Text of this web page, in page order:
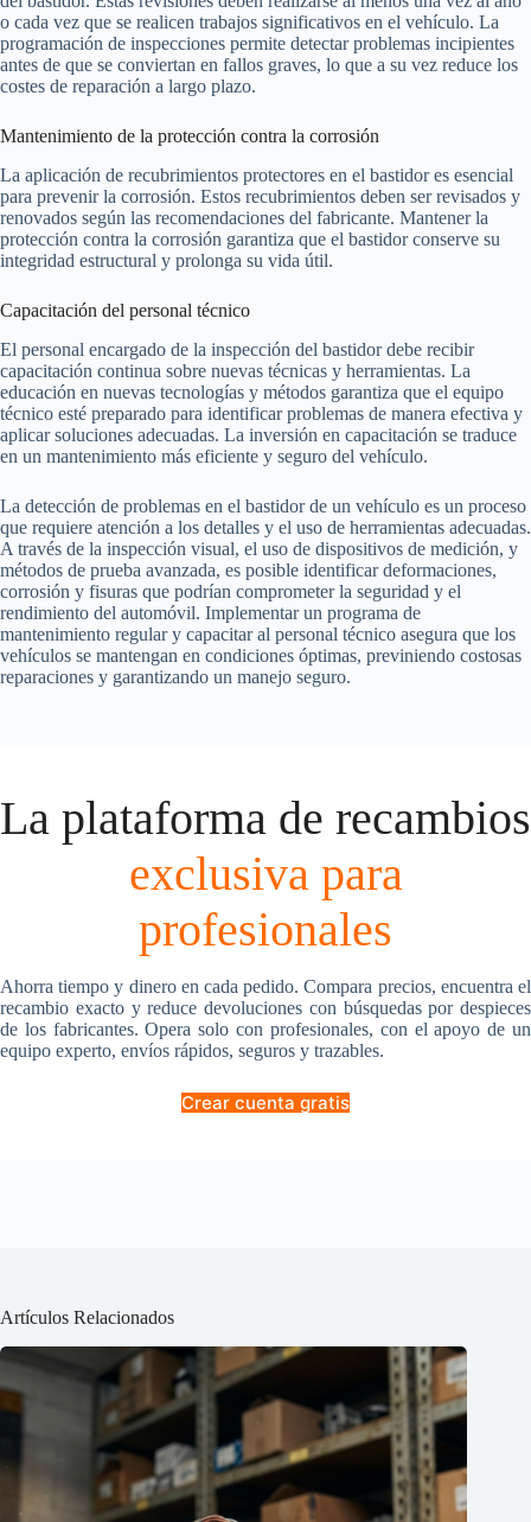
o cada vez que se realicen trabajos significativos en el vehículo. La
programación de inspecciones permite detectar problemas incipientes
antes de que se conviertan en fallos graves, lo que a su vez reduce los
costes de reparación a largo plazo.
Mantenimiento de la protección contra la corrosión
La aplicación de recubrimientos protectores en el bastidor es esencial
para prevenir la corrosión. Estos recubrimientos deben ser revisados y
renovados según las recomendaciones del fabricante. Mantener la
protección contra la corrosión garantiza que el bastidor conserve su
integridad estructural y prolonga su vida útil.
Capacitación del personal técnico
El personal encargado de la inspección del bastidor debe recibir
capacitación continua sobre nuevas técnicas y herramientas. La
educación en nuevas tecnologías y métodos garantiza que el equipo
técnico esté preparado para identificar problemas de manera efectiva y
aplicar soluciones adecuadas. La inversión en capacitación se traduce
en un mantenimiento más eficiente y seguro del vehículo.
La detección de problemas en el bastidor de un vehículo es un proceso
que requiere atención a los detalles y el uso de herramientas adecuadas.
A través de la inspección visual, el uso de dispositivos de medición, y
métodos de prueba avanzada, es posible identificar deformaciones,
corrosión y fisuras que podrían comprometer la seguridad y el
rendimiento del automóvil. Implementar un programa de
mantenimiento regular y capacitar al personal técnico asegura que los
vehículos se mantengan en condiciones óptimas, previniendo costosas
reparaciones y garantizando un manejo seguro.
La plataforma de recambios
exclusiva para
profesionales
Ahorra tiempo y dinero en cada pedido. Compara precios, encuentra el
recambio exacto y reduce devoluciones con búsquedas por despieces
de los fabricantes. Opera solo con profesionales, con el apoyo de un
equipo experto, envíos rápidos, seguros y trazables.
Crear cuenta gratis
Artículos Relacionados